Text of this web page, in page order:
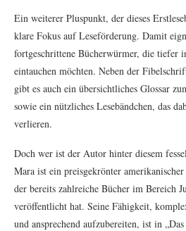
Ein weiterer Pluspunkt, der dieses
klare Fokus auf Leseförderung. Damit
fortgeschrittene Bücherwürmer, die tiefer
eintauchen möchten. Neben der
gibt es auch ein übersichtliches Glossar
sowie ein nützliches Lesebändchen, das
verlieren.
Doch wer ist der Autor hinter diesem
Mara ist ein preisgekrönter
der bereits zahlreiche Bücher im Bereich
veröffentlicht hat. Seine Fähigkeit,
und ansprechend aufzubereiten, ist in